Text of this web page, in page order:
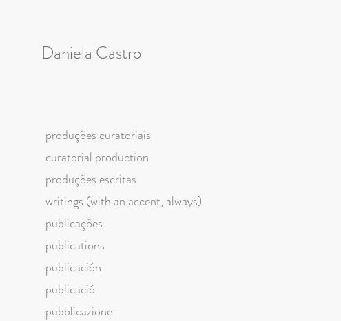
produções curatoriais
curatorial production
produções escritas
writings (with an accent, always)
publicações
publications
publicación
publicació
pubblicazione
Daniela Castro